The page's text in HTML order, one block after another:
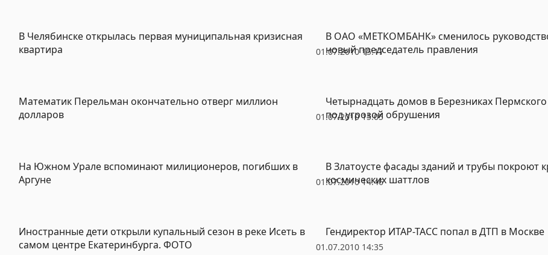
01.07.2010 15:17
В Челябинске открылась первая муниципальная кризисная
квартира
В ОАО «МЕТКОМБАНК» сменилось
новый председатель правления
01.07.2010 15:05
Математик Перельман окончательно отверг миллион
долларов
Четырнадцать домов в Березниках Пермского
под угрозой обрушения
01.07.2010 14:46
На Южном Урале вспоминают милиционеров, погибших в
Аргуне
В Златоусте фасады зданий и трубы покроют
космических шаттлов
01.07.2010 14:35
Иностранные дети открыли купальный сезон в реке Исеть в
самом центре Екатеринбурга. ФОТО
Гендиректор ИТАР-ТАСС попал в ДТП в Москве